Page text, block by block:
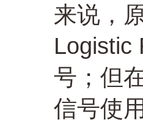
来说，
Logistic
号；但
信号使